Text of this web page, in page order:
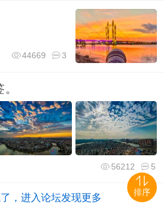
3
44669
5
56212
，进入论坛发现更多
排序